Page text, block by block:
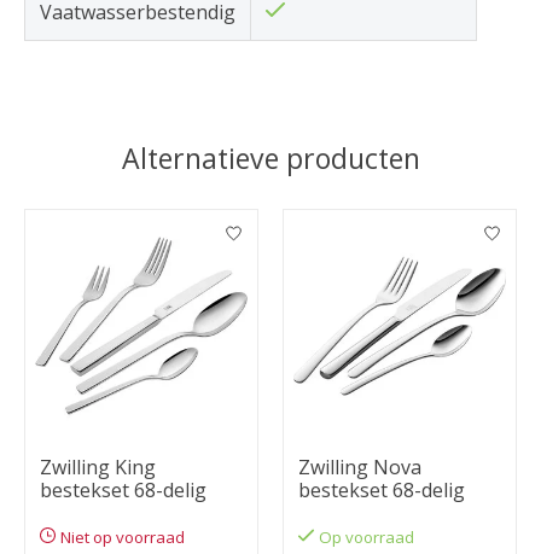
Vaatwasserbestendig
Alternatieve producten
Items van productcarrousel
Zwilling King
bestekset 68-delig
Niet op voorraad
Zwilling Nova
bestekset 68-delig
Op voorraad